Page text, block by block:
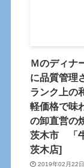
Ｍのディ
に品質管理
ランク上の
軽価格で味
の卸直営の
茨木市 「
茨木店]
2019年02月22